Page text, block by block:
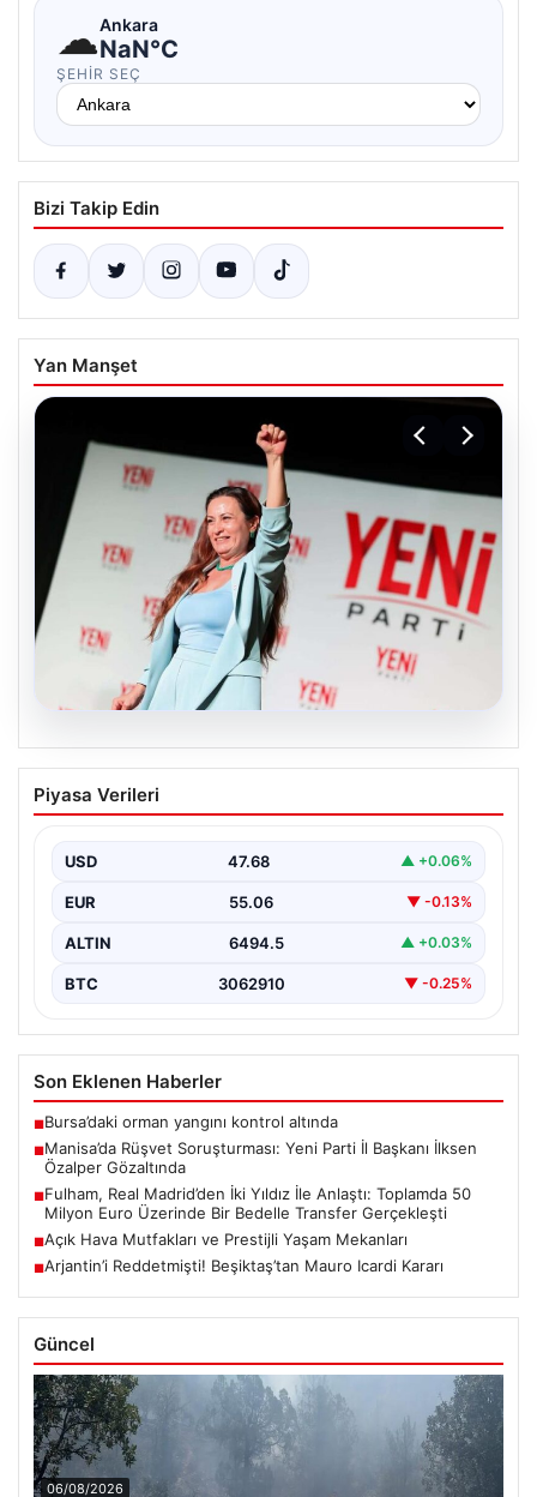
☁Ankara
NaN°C
ŞEHIR SEÇ
Bizi Takip Edin
Yan Manşet
Manisa’da Rüşvet Soruşturması: Yeni
Parti İl Başkanı İlksen Özalper
Manisa'da yaşanan rüşvet operasyonu kapsamında
gözaltına…
Piyasa Verileri
USD 47.68 ▲ +0.06%
EUR 55.06 ▼ -0.13%
ALTIN 6494.5 ▲ +0.03%
BTC 3062910 ▼ -0.25%
Son Eklenen Haberler
■Bursa’daki orman yangını kontrol altında
■Manisa’da Rüşvet Soruşturması: Yeni Parti İl Başkanı İlksen
Özalper Gözaltında
■Fulham, Real Madrid’den İki Yıldız İle Anlaştı: Toplamda 50
Milyon Euro Üzerinde Bir Bedelle Transfer Gerçekleşti
■Açık Hava Mutfakları ve Prestijli Yaşam Mekanları
■Arjantin’i Reddetmişti! Beşiktaş’tan Mauro Icardi Kararı
Güncel
06/08/2026